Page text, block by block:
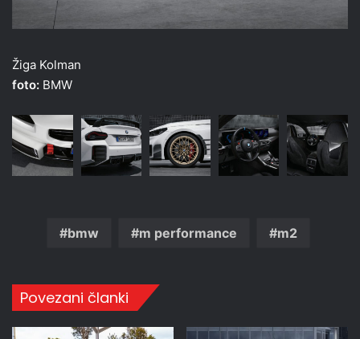
Žiga Kolman
foto: BMW
bmw m performance m2
Povezani članki